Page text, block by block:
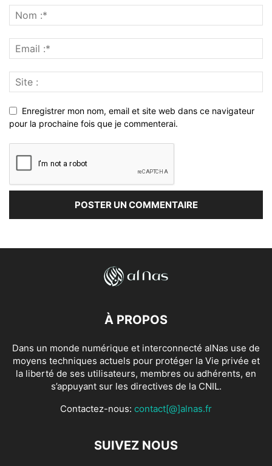
Enregistrer mon nom, email et site web dans ce navigateur
pour la prochaine fois que je commenterai.
À PROPOS
Dans un monde numérique et interconnecté alNas use de
moyens techniques actuels pour protéger la Vie privée et
la liberté de ses utilisateurs, membres ou adhérents, en
s’appuyant sur les directives de la CNIL.
Contactez-nous: contact[@]alnas.fr
SUIVEZ NOUS